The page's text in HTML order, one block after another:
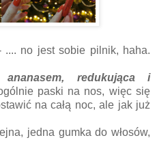
.... no jest sobie pilnik, haha.
redukująca i
paski na nos, więc się
na całą noc, ale jak już
jedna gumka do włosów,